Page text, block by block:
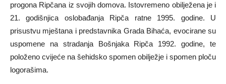
progona Ripčana iz svojih domova. Istovremeno obilježena je i
21. godišnjica oslobađanja Ripča ratne 1995. godine. U
prisustvu mještana i predstavnika Grada Bihaća, evocirane su
uspomene na stradanja Bošnjaka Ripča 1992. godine, te
položeno cvijeće na šehidsko spomen obilježje i spomen ploču
logorašima.